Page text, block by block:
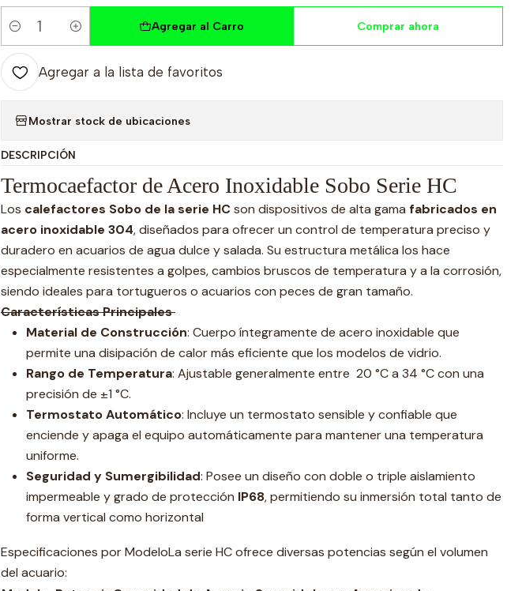
Cantidad
Agregar al Carro Comprar ahora
Agregar a la lista de favoritos
Mostrar stock de ubicaciones
DESCRIPCIÓN
Termocaefactor de Acero Inoxidable Sobo Serie HC
Los calefactores Sobo de la serie HCson dispositivos de alta gama fabricados en
acero inoxidable 304, diseñados para ofrecer un control de temperatura preciso y
duradero en acuarios de agua dulce y salada. Su estructura metálica los hace
especialmente resistentes a golpes, cambios bruscos de temperatura y a la corrosión,
siendo ideales para tortugueros o acuarios con peces de gran tamaño.
Características Principales
Material de Construcción: Cuerpo íntegramente de acero inoxidable que
permite una disipación de calor más eficiente que los modelos de vidrio.
Rango de Temperatura: Ajustable generalmente entre 20 °C a 34 °C con una
precisión de ±1 °C.
Termostato Automático: Incluye un termostato sensible y confiable que
enciende y apaga el equipo automáticamente para mantener una temperatura
uniforme.
Seguridad y Sumergibilidad: Posee un diseño con doble o triple aislamiento
impermeable y grado de protección IP68, permitiendo su inmersión total tanto de
forma vertical como horizontal
Especificaciones por ModeloLa serie HC ofrece diversas potencias según el volumen
del acuario: